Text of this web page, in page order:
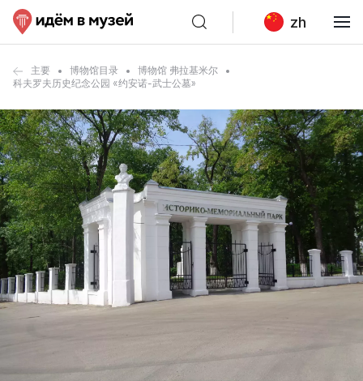
zh
主要 博物馆目录
博物馆 弗拉基米尔
科夫罗夫历史纪念公园 «约安诺-武士公墓»